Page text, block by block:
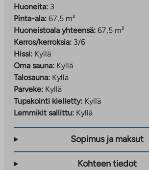
Vuokra-asunnot (Maitovadinkatu 11)
Tee hakemus:ta.fi/asuntohakemukset/
Lisätiedot: roope.kalanti@ta.fi
Huoneita: 3
Pinta-ala: 67,5 m²
Huoneistoala yhteensä: 67,5 m²
Kerros/kerroksia: 3/6
Hissi: Kyllä
Oma sauna: Kyllä
Talosauna: Kyllä
Parveke: Kyllä
Tupakointi kielletty: Kyllä
Lemmikit sallittu: Kyllä
Sopimus ja maksut
Kohteen tiedot